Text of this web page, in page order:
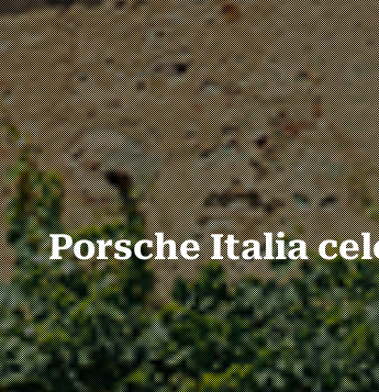
Porsche Italia